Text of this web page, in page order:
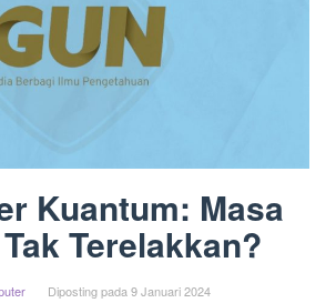
Kuantum: Masa
Terelakkan?
Diposting pada 9 Januari 2024